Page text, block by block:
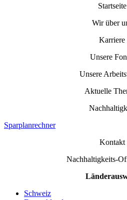
Startseite
Wir über
Karriere
Unsere
Unsere
Aktuelle
Sparplanrechner
Kontakt
Nachhaltigkeits-
Schweiz